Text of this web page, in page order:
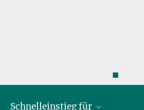
◼
Schnelleinstieg für